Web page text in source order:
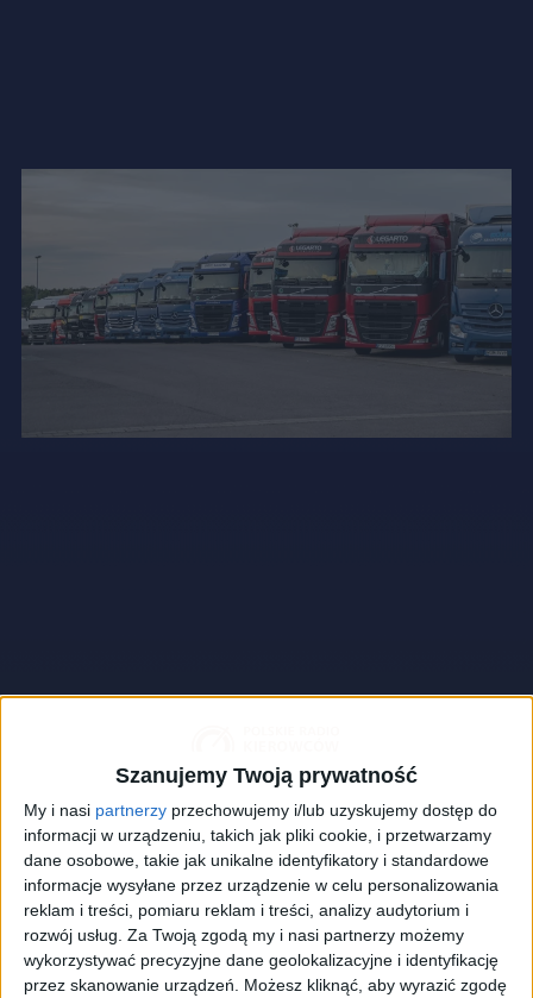
Szanujemy Twoją prywatność
My i nasi partnerzy przechowujemy i/lub uzyskujemy dostęp do
informacji w urządzeniu, takich jak pliki cookie, i przetwarzamy
dane osobowe, takie jak unikalne identyfikatory i standardowe
informacje wysyłane przez urządzenie w celu personalizowania
reklam i treści, pomiaru reklam i treści, analizy audytorium i
rozwój usług. Za Twoją zgodą my i nasi partnerzy możemy
wykorzystywać precyzyjne dane geolokalizacyjne i identyfikację
przez skanowanie urządzeń. Możesz kliknąć, aby wyrazić zgodę
zdjęcie ilustracyjneFoto:shutterstock.com/VanderWolf Images